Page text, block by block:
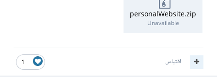
personalWebsite.zip
Unavailable
1 اقتباس